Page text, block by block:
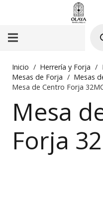
Inicio / Herrería y Forja /
Mesas de Forja / Mesas
Mesa de Centro Forja
Mesa
Forja